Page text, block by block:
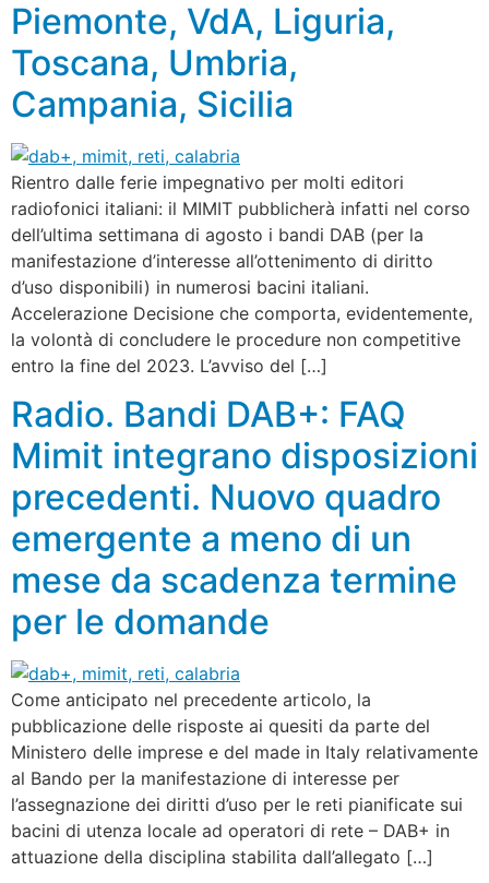
Piemonte, VdA, Liguria,
Toscana, Umbria,
Campania, Sicilia
Rientro dalle ferie impegnativo per molti editori
radiofonici italiani: il MIMIT pubblicherà infatti nel corso
dell’ultima settimana di agosto i bandi DAB (per la
manifestazione d’interesse all’ottenimento di diritto
d’uso disponibili) in numerosi bacini italiani.
Accelerazione Decisione che comporta, evidentemente,
la volontà di concludere le procedure non competitive
entro la fine del 2023. L’avviso del […]
Radio. Bandi DAB+: FAQ
Mimit integrano disposizioni
precedenti. Nuovo quadro
emergente a meno di un
mese da scadenza termine
per le domande
Come anticipato nel precedente articolo, la
pubblicazione delle risposte ai quesiti da parte del
Ministero delle imprese e del made in Italy relativamente
al Bando per la manifestazione di interesse per
l’assegnazione dei diritti d’uso per le reti pianificate sui
bacini di utenza locale ad operatori di rete – DAB+ in
attuazione della disciplina stabilita dall’allegato […]